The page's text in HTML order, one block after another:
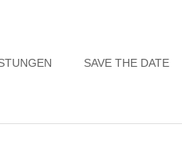
SAVE THE DATE